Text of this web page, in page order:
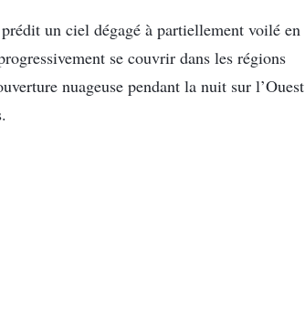
un ciel dégagé à partiellement voilé en
se couvrir dans les régions
nuageuse pendant la nuit sur l’Ouest